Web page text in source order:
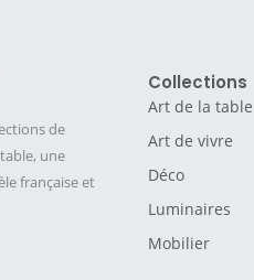
de
une
française et
Collections
Art de la table
Art de vivre
Déco
Luminaires
Mobilier